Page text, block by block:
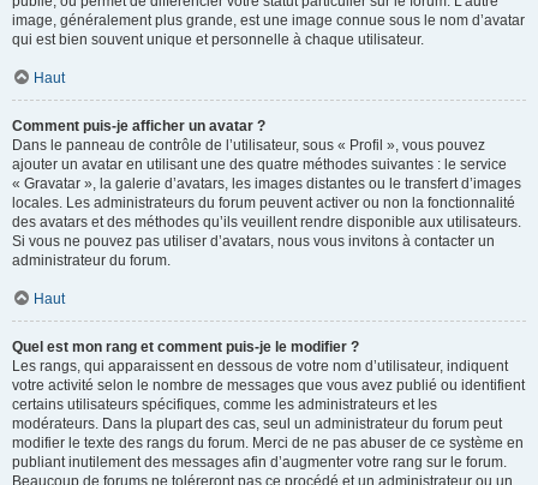
image, généralement plus grande, est une image connue sous le nom d’avatar
qui est bien souvent unique et personnelle à chaque utilisateur.
Haut
Comment puis-je afficher un avatar ?
Dans le panneau de contrôle de l’utilisateur, sous « Profil », vous pouvez
ajouter un avatar en utilisant une des quatre méthodes suivantes : le service
« Gravatar », la galerie d’avatars, les images distantes ou le transfert d’images
locales. Les administrateurs du forum peuvent activer ou non la fonctionnalité
des avatars et des méthodes qu’ils veuillent rendre disponible aux utilisateurs.
Si vous ne pouvez pas utiliser d’avatars, nous vous invitons à contacter un
administrateur du forum.
Haut
Quel est mon rang et comment puis-je le modifier ?
Les rangs, qui apparaissent en dessous de votre nom d’utilisateur, indiquent
votre activité selon le nombre de messages que vous avez publié ou identifient
certains utilisateurs spécifiques, comme les administrateurs et les
modérateurs. Dans la plupart des cas, seul un administrateur du forum peut
modifier le texte des rangs du forum. Merci de ne pas abuser de ce système en
publiant inutilement des messages afin d’augmenter votre rang sur le forum.
Beaucoup de forums ne toléreront pas ce procédé et un administrateur ou un